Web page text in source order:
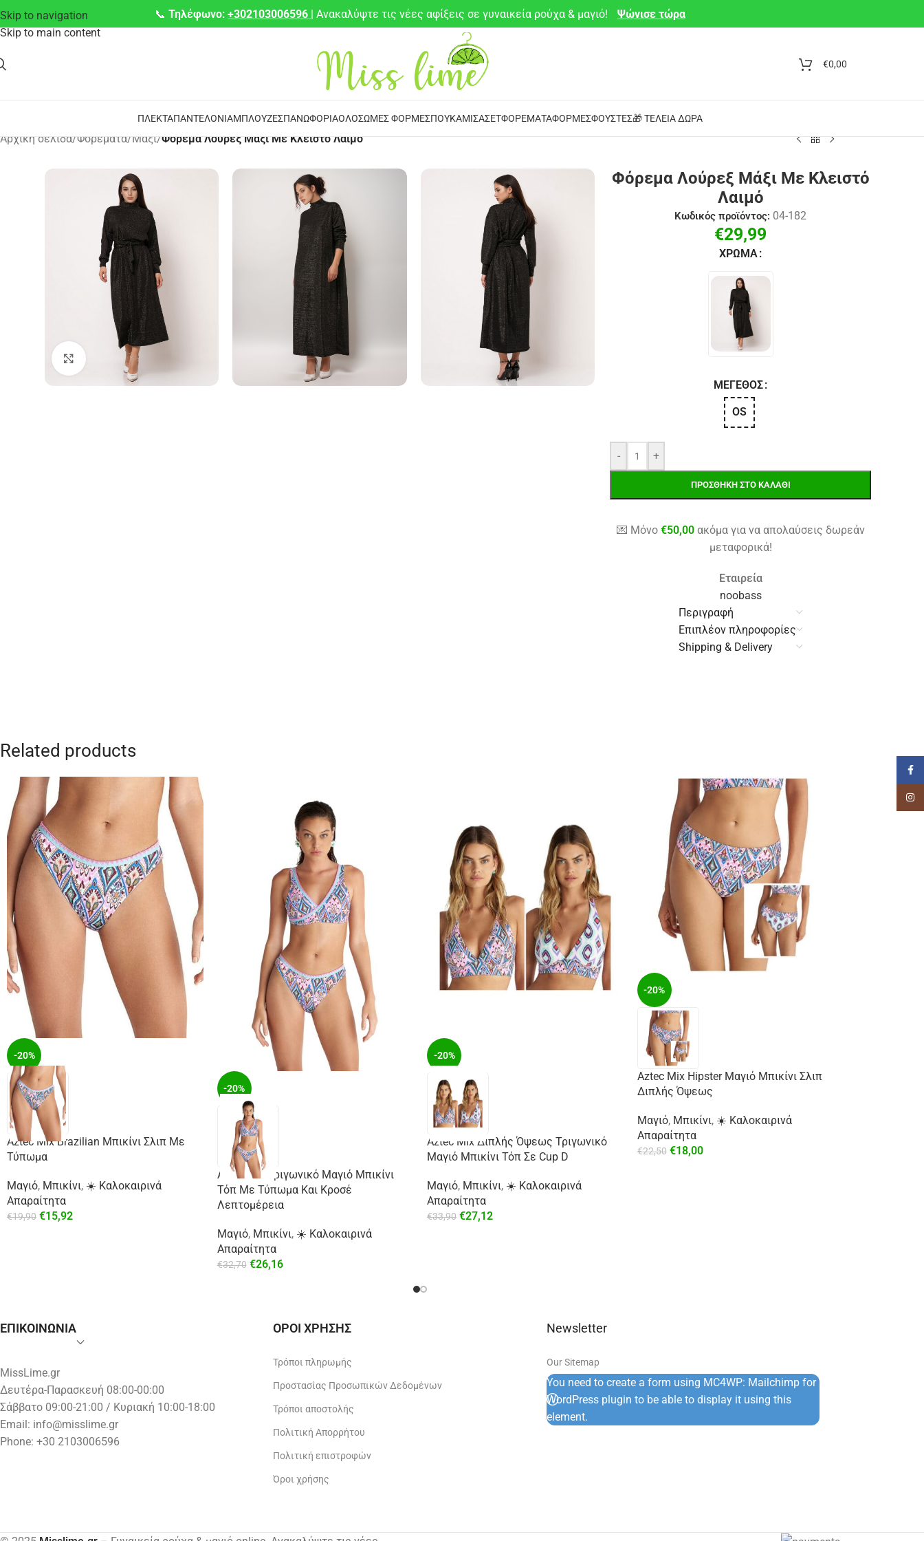
Skip to navigation
Skip to main content
📞 Τηλέφωνο: +302103006596 | Ανακαλύψτε τις νέες αφίξεις σε γυναικεία ρούχα & μαγιό! Ψώνισε τώρα
€0,00
ΠΛΕΚΤΆΠΑΝΤΕΛΌΝΙΑΜΠΛΟΎΖΕΣΠΑΝΩΦΌΡΙΑΟΛΌΣΩΜΕΣ ΦΌΡΜΕΣΠΟΥΚΆΜΙΣΑΣΕΤΦΟΡΈΜΑΤΑΦΌΡΜΕΣΦΟΎΣΤΕΣ🎁 ΤΈΛΕΙΑ ΔΏΡΑ
Αρχική σελίδα/Φορέματα/Μάξι/Φόρεμα Λούρεξ Μάξι Με Κλειστό Λαιμό
Click to enlarge
Φόρεμα Λούρεξ Μάξι Με Κλειστό
Λαιμό
Κωδικός προϊόντος: 04-182
€29,99
ΧΡΏΜΑ
ΜΈΓΕΘΟΣ
OS
- +
ΠΡΟΣΘΉΚΗ ΣΤΟ ΚΑΛΆΘΙ
💌 Μόνο €50,00ακόμα για να απολαύσεις δωρεάν
μεταφορικά!
Εταιρεία
noobass
Περιγραφή
Επιπλέον πληροφορίες
Shipping & Delivery
Related products
-20%
Aztec Mix Brazilian Μπικίνι Σλιπ Με
Τύπωμα
Μαγιό, Μπικίνι, ☀️ Καλοκαιρινά
Απαραίτητα
€19,90 €15,92
-20%
Aztec Mix Τριγωνικό Μαγιό Μπικίνι
Τόπ Με Τύπωμα Και Κροσέ
Λεπτομέρεια
Μαγιό, Μπικίνι, ☀️ Καλοκαιρινά
Απαραίτητα
€32,70 €26,16
-20%
Aztec Mix Διπλής Όψεως Τριγωνικό
Μαγιό Μπικίνι Τόπ Σε Cup D
Μαγιό, Μπικίνι, ☀️ Καλοκαιρινά
Απαραίτητα
€33,90 €27,12
-20%
Aztec Mix Hipster Μαγιό Μπικίνι Σλιπ
Διπλής Όψεως
Μαγιό, Μπικίνι, ☀️ Καλοκαιρινά
Απαραίτητα
€22,50 €18,00
ΕΠΙΚΟΙΝΩΝΙΑ
MissLime.gr
Δευτέρα-Παρασκευή 08:00-00:00
Σάββατο 09:00-21:00 / Κυριακή 10:00-18:00
Email: info@misslime.gr
Phone: +30 2103006596
ΟΡΟΙ ΧΡΗΣΗΣ
Τρόποι πληρωμής
Προστασίας Προσωπικών Δεδομένων
Τρόποι αποστολής
Πολιτική Απορρήτου
Πολιτική επιστροφών
Όροι χρήσης
Newsletter
Our Sitemap
You need to create a form using MC4WP: Mailchimp for
WordPress plugin to be able to display it using this
element.